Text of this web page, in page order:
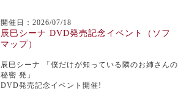
開催日：2026/07/18
辰巳シーナ DVD発売記念イベント（ソフ
マップ）
辰巳シーナ
「僕だけが知っている隣のお姉さんの
秘密 発」
DVD発売記念イベント開催!